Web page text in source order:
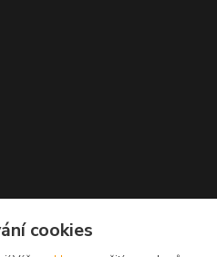
cookies